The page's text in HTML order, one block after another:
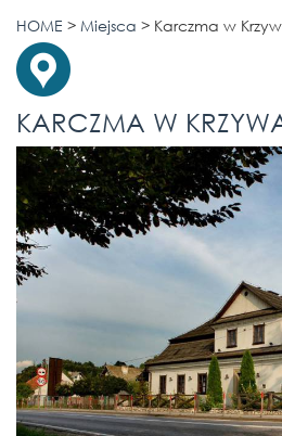
HOME > Miejsca > Karczma w
KARCZMA W